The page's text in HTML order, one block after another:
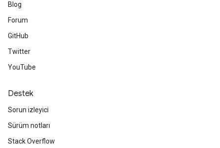
Blog
Forum
GitHub
Twitter
YouTube
Destek
Sorun izleyici
Sürüm notları
Stack Overflow